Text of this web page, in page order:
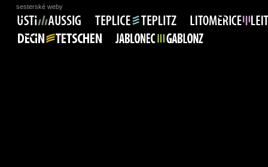
sesterské weby